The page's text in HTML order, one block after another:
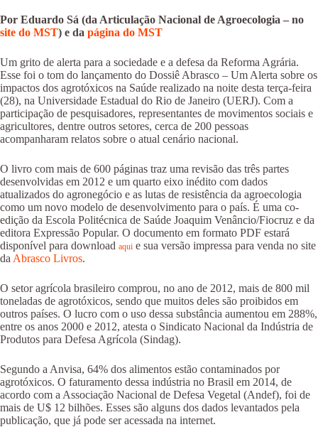
Por Eduardo Sá (da Articulação Nacional de Agroecologia – no
site do MST) e da página do MST
Um grito de alerta para a sociedade e a defesa da Reforma Agrária.
Esse foi o tom do lançamento do Dossiê Abrasco – Um Alerta sobre os
impactos dos agrotóxicos na Saúde realizado na noite desta terça-feira
(28), na Universidade Estadual do Rio de Janeiro (UERJ). Com a
participação de pesquisadores, representantes de movimentos sociais e
agricultores, dentre outros setores, cerca de 200 pessoas
acompanharam relatos sobre o atual cenário nacional.
O livro com mais de 600 páginas traz uma revisão das três partes
desenvolvidas em 2012 e um quarto eixo inédito com dados
atualizados do agronegócio e as lutas de resistência da agroecologia
como um novo modelo de desenvolvimento para o país. É uma co-
edição da Escola Politécnica de Saúde Joaquim Venâncio/Fiocruz e da
editora Expressão Popular. O documento em formato PDF estará
disponível para download aqui e sua versão impressa para venda no site
da Abrasco Livros.
O setor agrícola brasileiro comprou, no ano de 2012, mais de 800 mil
toneladas de agrotóxicos, sendo que muitos deles são proibidos em
outros países. O lucro com o uso dessa substância aumentou em 288%,
entre os anos 2000 e 2012, atesta o Sindicato Nacional da Indústria de
Produtos para Defesa Agrícola (Sindag).
Segundo a Anvisa, 64% dos alimentos estão contaminados por
agrotóxicos. O faturamento dessa indústria no Brasil em 2014, de
acordo com a Associação Nacional de Defesa Vegetal (Andef), foi de
mais de U$ 12 bilhões. Esses são alguns dos dados levantados pela
publicação, que já pode ser acessada na internet.